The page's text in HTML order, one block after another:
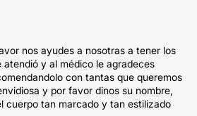
nos ayudes a nosotras a tener los
y al médico le agradeces
con tantas que queremos
y por favor dinos su nombre,
cuerpo tan marcado y tan estilizado